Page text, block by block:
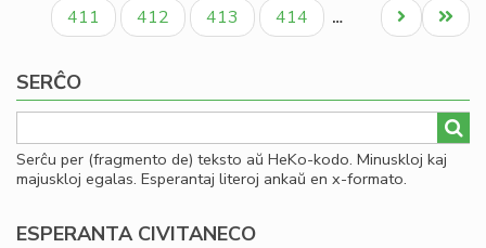
la
Paĝo
411 Paĝo
412 Paĝo
413 Paĝo
414 …
Last
page
Next
page
SERĈO
Serĉu per (fragmento de) teksto aŭ HeKo-kodo. Minuskloj kaj
majuskloj egalas. Esperantaj literoj ankaŭ en x-formato.
ESPERANTA CIVITANECO